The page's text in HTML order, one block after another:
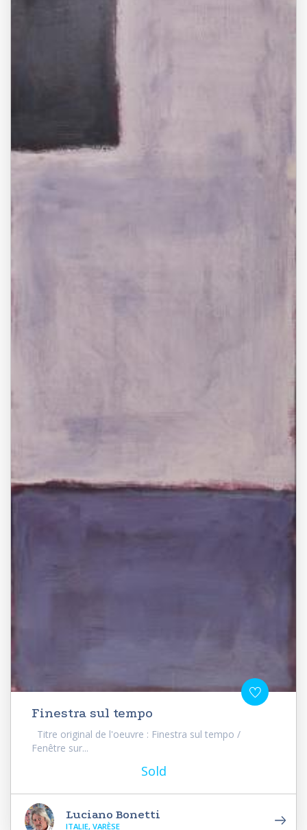
Finestra sul tempo
Titre original de l'oeuvre : Finestra sul tempo /
Fenêtre sur...
Sold
Luciano Bonetti
ITALIE, VARÈSE